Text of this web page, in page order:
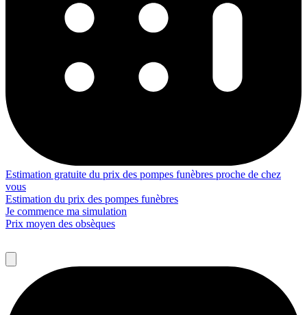
Estimation gratuite du prix des pompes funèbres proche de chez
vous
Estimation du prix des pompes funèbres
Je commence ma simulation
Prix moyen des obsèques